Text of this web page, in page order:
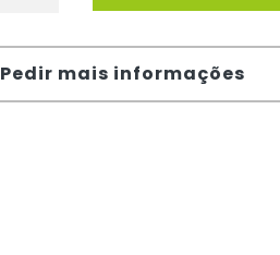
Pedir mais informações